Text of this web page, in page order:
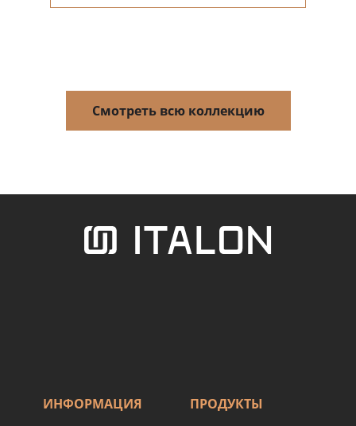
Смотреть всю коллекцию
ИНФОРМАЦИЯ ПРОДУКТЫ